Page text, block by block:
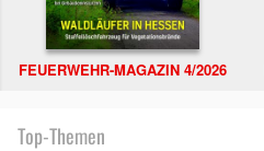
FEUERWEHR-MAGAZIN 4/2026
Top-Themen